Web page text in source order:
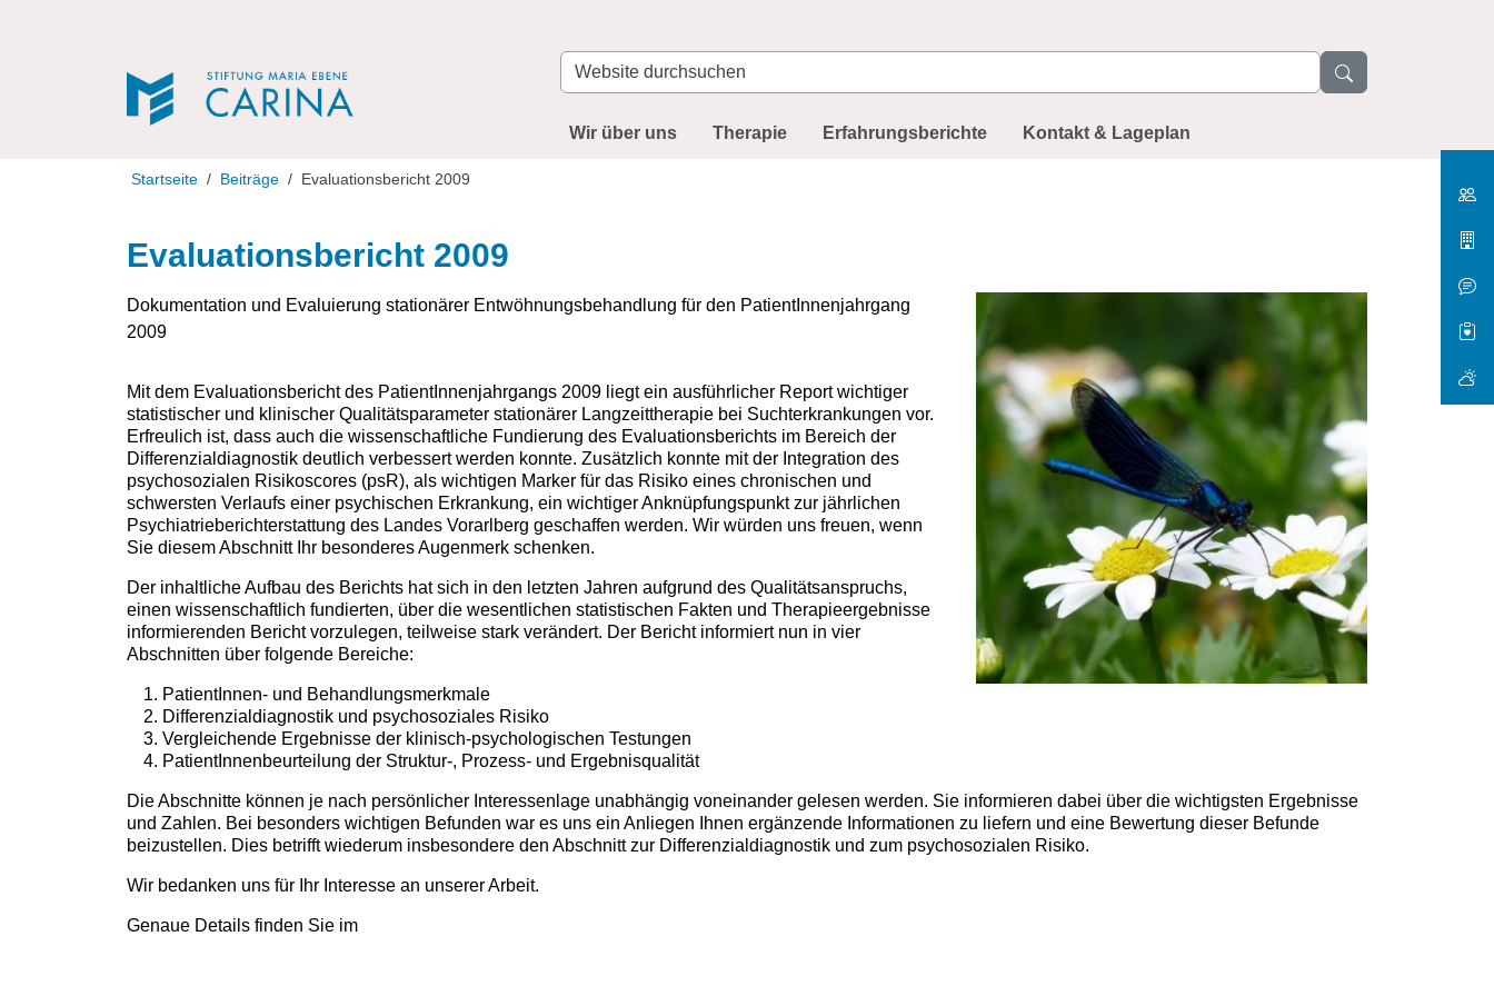
Website
durchsuchen
Wir über uns Therapie Erfahrungsberichte Kontakt & Lageplan
Startseite Beiträge Evaluationsbericht 2009
Evaluationsbericht 2009
Dokumentation und Evaluierung stationärer Entwöhnungsbehandlung für den PatientInnenjahrgang
2009
Mit dem Evaluationsbericht des PatientInnenjahrgangs 2009 liegt ein ausführlicher Report wichtiger
statistischer und klinischer Qualitätsparameter stationärer Langzeittherapie bei Suchterkrankungen vor.
Erfreulich ist, dass auch die wissenschaftliche Fundierung des Evaluationsberichts im Bereich der
Differenzialdiagnostik deutlich verbessert werden konnte. Zusätzlich konnte mit der Integration des
psychosozialen Risikoscores (psR), als wichtigen Marker für das Risiko eines chronischen und
schwersten Verlaufs einer psychischen Erkrankung, ein wichtiger Anknüpfungspunkt zur jährlichen
Psychiatrieberichterstattung des Landes Vorarlberg geschaffen werden. Wir würden uns freuen, wenn
Sie diesem Abschnitt Ihr besonderes Augenmerk schenken.
Der inhaltliche Aufbau des Berichts hat sich in den letzten Jahren aufgrund des Qualitätsanspruchs,
einen wissenschaftlich fundierten, über die wesentlichen statistischen Fakten und Therapieergebnisse
informierenden Bericht vorzulegen, teilweise stark verändert. Der Bericht informiert nun in vier
Abschnitten über folgende Bereiche:
PatientInnen- und Behandlungsmerkmale
Differenzialdiagnostik und psychosoziales Risiko
Vergleichende Ergebnisse der klinisch-psychologischen Testungen
PatientInnenbeurteilung der Struktur-, Prozess- und Ergebnisqualität
Die Abschnitte können je nach persönlicher Interessenlage unabhängig voneinander gelesen werden. Sie informieren dabei über die wichtigsten Ergebnisse
und Zahlen. Bei besonders wichtigen Befunden war es uns ein Anliegen Ihnen ergänzende Informationen zu liefern und eine Bewertung dieser Befunde
beizustellen. Dies betrifft wiederum insbesondere den Abschnitt zur Differenzialdiagnostik und zum psychosozialen Risiko.
Wir bedanken uns für Ihr Interesse an unserer Arbeit.
Genaue Details finden Sie im